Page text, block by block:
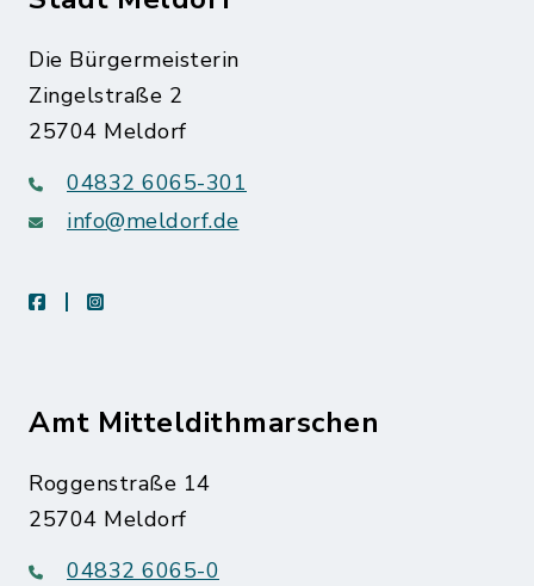
Die Bürgermeisterin
Zingelstraße 2
25704 Meldorf
04832 6065-301
info@meldorf.de
facebookinstagram
Amt Mitteldithmarschen
Roggenstraße 14
25704 Meldorf
04832 6065-0